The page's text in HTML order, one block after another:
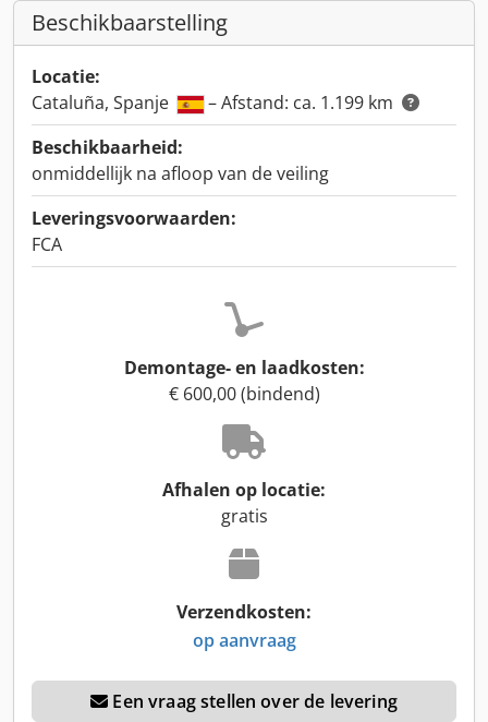
Beschikbaarstelling
Locatie:
Cataluña, Spanje
– Afstand: ca. 1.199 km
Beschikbaarheid:
onmiddellijk na afloop van de veiling
Leveringsvoorwaarden:
FCA
Demontage- en laadkosten:
€ 600,00 (bindend)
Afhalen op locatie:
gratis
Verzendkosten:
op aanvraag
Een vraag stellen over de levering